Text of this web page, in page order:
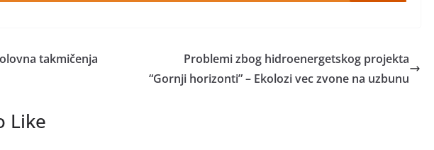
takmičenja
Problemi zbog hidroenergetskog projekta
“Gornji horizonti” – Ekolozi vec zvone na uzbunu
Like